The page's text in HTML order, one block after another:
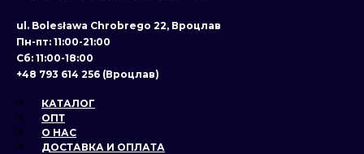
ul. Bolesława Chrobrego 22, Вроцлав
Пн-пт: 11:00-21:00
Сб: 11:00-18:00
+48 793 614 256 (Вроцлав)
КАТАЛОГ
ОПТ
О НАС
ДОСТАВКА И ОПЛАТА